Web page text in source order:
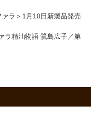
ァラ＞1月10日新製品発売
ラ精油物語 鷺島広子／第